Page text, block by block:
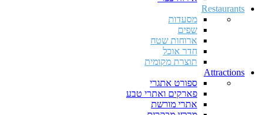
Restaurants
מסעדות
שפים
ארוחות שטח
חדר אוכל
תוצרת מקומית
Attractions
ספורט אתגרי
פארקים ואתרי טבע
אתרי מורשת